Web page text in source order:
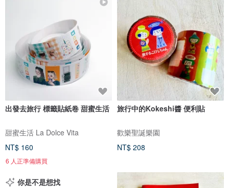
出發去旅行 標籤貼紙卷 甜蜜生活
甜蜜生活 La Dolce Vita
NT$ 160
6 人正準備購買
旅行中的Kokeshi醬 便利貼
歡樂聖誕樂園
NT$ 208
你是不是想找